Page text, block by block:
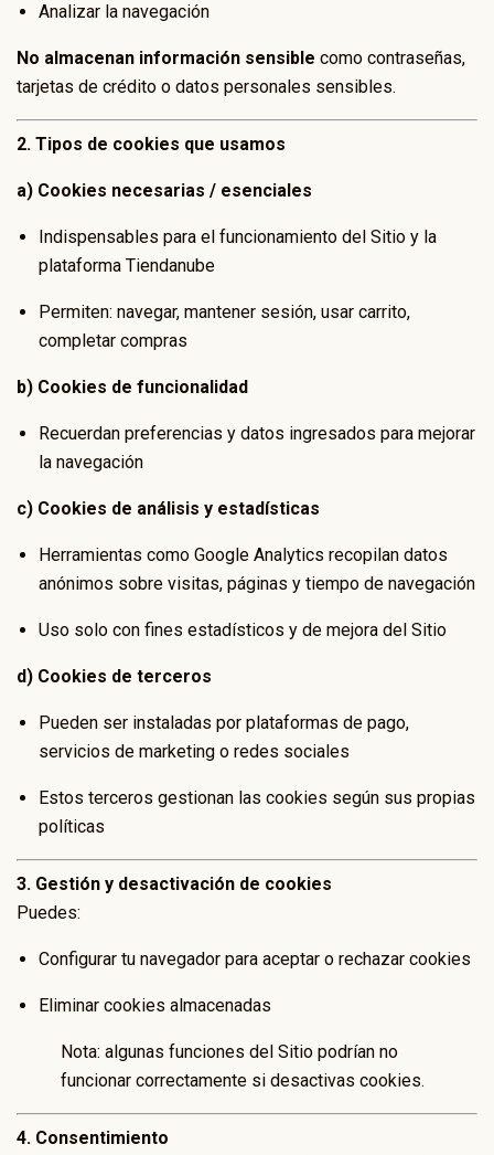
Analizar la navegación
No almacenan información sensible como contraseñas,
tarjetas de crédito o datos personales sensibles.
2. Tipos de cookies que usamos
a) Cookies necesarias / esenciales
Indispensables para el funcionamiento del Sitio y la
plataforma Tiendanube
Permiten: navegar, mantener sesión, usar carrito,
completar compras
b) Cookies de funcionalidad
Recuerdan preferencias y datos ingresados para mejorar
la navegación
c) Cookies de análisis y estadísticas
Herramientas como Google Analytics recopilan datos
anónimos sobre visitas, páginas y tiempo de navegación
Uso solo con fines estadísticos y de mejora del Sitio
d) Cookies de terceros
Pueden ser instaladas por plataformas de pago,
servicios de marketing o redes sociales
Estos terceros gestionan las cookies según sus propias
políticas
3. Gestión y desactivación de cookies
Puedes:
Configurar tu navegador para aceptar o rechazar cookies
Eliminar cookies almacenadas
Nota: algunas funciones del Sitio podrían no
funcionar correctamente si desactivas cookies.
4. Consentimiento